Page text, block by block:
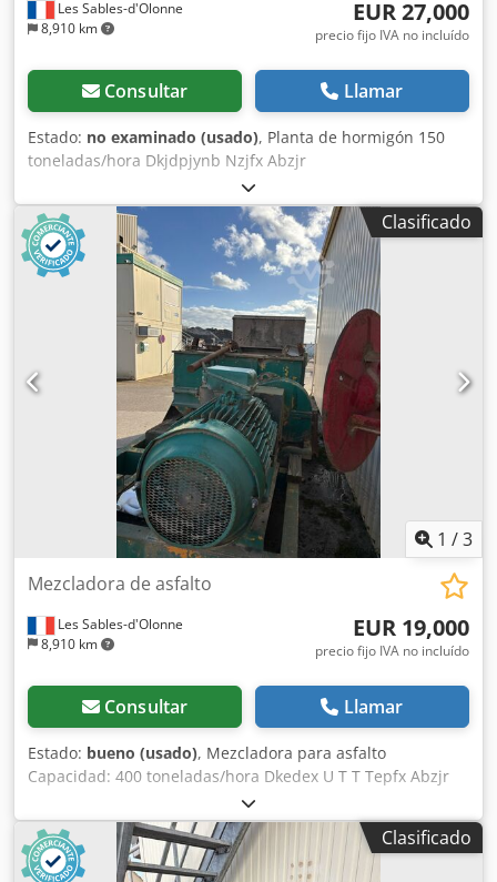
Les Sables-d'Olonne
8,910 km
EUR 27,000
precio fijo IVA no incluído
Consultar Llamar
Estado: no examinado (usado), Planta de hormigón 150
toneladas/hora Dkjdpjynb Nzjfx Abzjr
Clasificado
1 /3
Les Sables-d'Olonne
8,910 km
Mezcladora de asfalto
EUR 19,000
precio fijo IVA no incluído
Consultar Llamar
Estado: bueno (usado), Mezcladora para asfalto
Capacidad: 400 toneladas/hora Dkedex U T T Tepfx Abzjr
Clasificado